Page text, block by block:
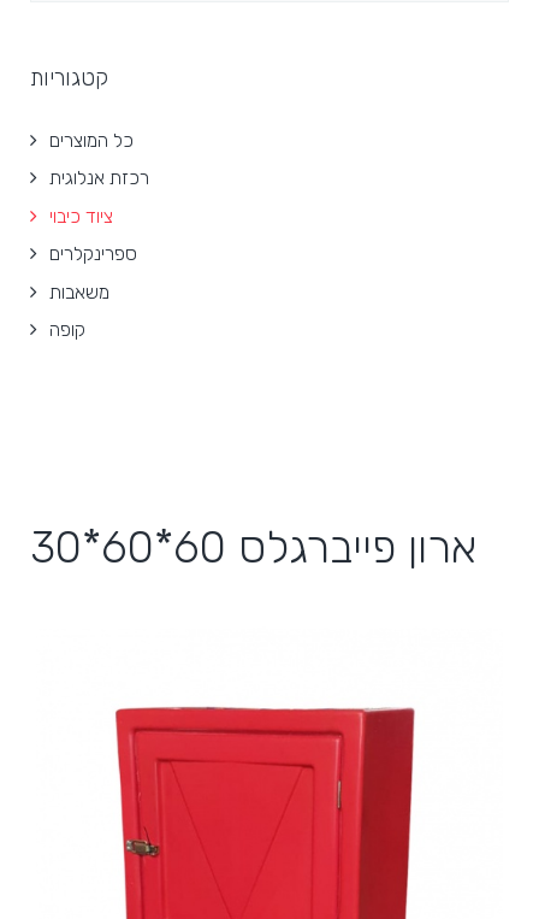
קטגוריות
כל המוצרים
רכזת אנלוגית
ציוד כיבוי
ספרינקלרים
משאבות
קופה
ארון פייברגלס 60*60*30